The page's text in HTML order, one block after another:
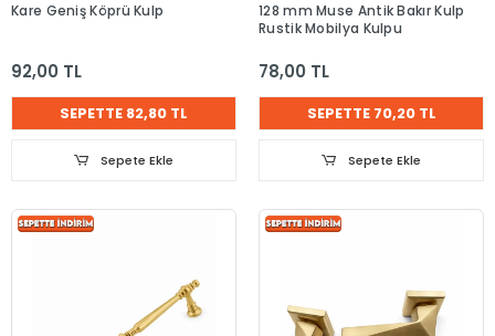
Kare Geniş Köprü Kulp
92,00 TL
SEPETTE 82,80 TL
Sepete Ekle
128 mm Muse Antik Bakır Kulp
Rustik Mobilya Kulpu
78,00 TL
SEPETTE 70,20 TL
Sepete Ekle